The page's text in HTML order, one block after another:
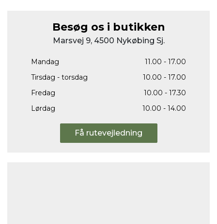
Besøg os i butikken
Marsvej 9, 4500 Nykøbing Sj.
Mandag
11.00 - 17.00
Tirsdag - torsdag
10.00 - 17.00
Fredag
10.00 - 17.30
Lørdag
10.00 - 14.00
Få rutevejledning